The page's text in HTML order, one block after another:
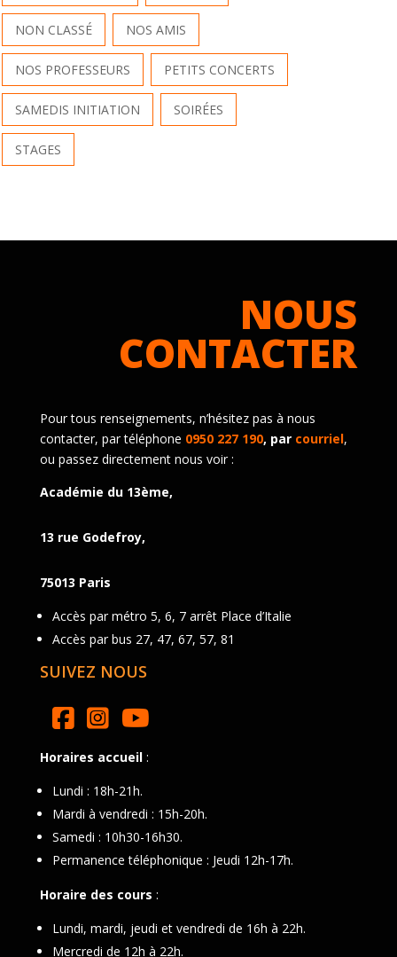
NON CLASSÉ NOS AMIS
NOS PROFESSEURS PETITS CONCERTS
SAMEDIS INITIATION SOIRÉES
STAGES
NOUS
CONTACTER
Pour tous renseignements, n’hésitez pas à nous
contacter, par téléphone 0950 227 190, par courriel,
ou passez directement nous voir :
Académie du 13ème,
13 rue Godefroy,
75013 Paris
Accès par métro 5, 6, 7 arrêt Place d’Italie
Accès par bus 27, 47, 67, 57, 81
SUIVEZ NOUS
Horaires accueil:
Lundi : 18h-21h.
Mardi à vendredi : 15h-20h.
Samedi : 10h30-16h30.
Permanence téléphonique : Jeudi 12h-17h.
Horaire des cours :
Lundi, mardi, jeudi et vendredi de 16h à 22h.
Mercredi de 12h à 22h.